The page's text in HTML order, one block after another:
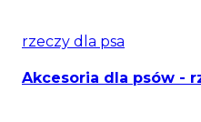
rzeczy dla psa
Akcesoria dla psów -